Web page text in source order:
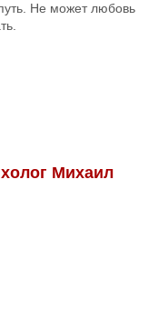
Не может любовь
Михаил